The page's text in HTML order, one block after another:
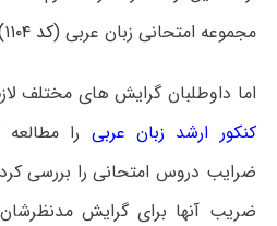
مجموعه امتحانی زبان عربی (کد ۱۱۰۴)
اما داوطلبان گرایش های مختلف
کنکور ارشد زبان عربی را
ضرایب دروس امتحانی را بررسی
ضریب آنها برای گرایش